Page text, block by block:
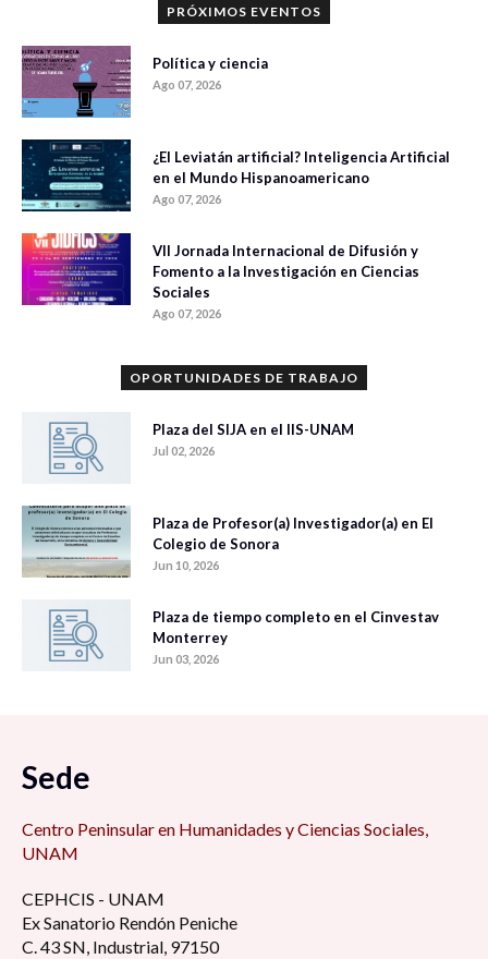
PRÓXIMOS EVENTOS
Política y ciencia
Ago 07, 2026
¿El Leviatán artificial? Inteligencia Artificial
en el Mundo Hispanoamericano
Ago 07, 2026
VII Jornada Internacional de Difusión y
Fomento a la Investigación en Ciencias
Sociales
Ago 07, 2026
OPORTUNIDADES DE TRABAJO
Plaza del SIJA en el IIS-UNAM
Jul 02, 2026
Plaza de Profesor(a) Investigador(a) en El
Colegio de Sonora
Jun 10, 2026
Plaza de tiempo completo en el Cinvestav
Monterrey
Jun 03, 2026
Sede
Centro Peninsular en Humanidades y Ciencias Sociales,
UNAM
CEPHCIS - UNAM
Ex Sanatorio Rendón Peniche
C. 43 SN, Industrial, 97150